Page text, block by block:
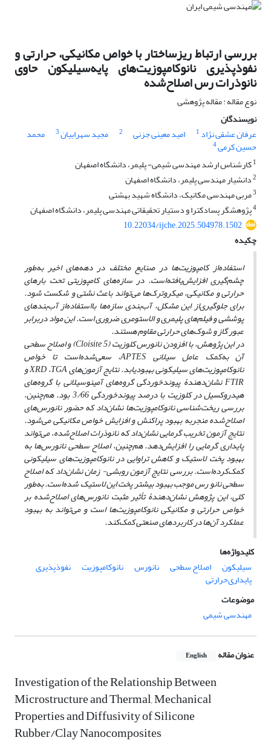
بررسی ارتباط ریزساختار با خواص مکانیکی، حرارتی و
نفوذپذیری نانوکامپوزیت‌های پایه‌سیلیکون حاوی
نانوذرات ‌رس اصلاح‌شده
نوع مقاله : مقاله پژوهشی
نویسندگان
عرفان عشقی نژاد 1 امید معینی جزنی 2 مجید سهرابیان3 محمد
حسین کرمی4
1کارشناس ارشد مهندسی شیمی- پلیمر، دانشگاه اصفهان
2دانشیار مهندسی پلیمر، دانشگاه اصفهان
3مربی مهندسی مکانیک، دانشگاه شهید بهشتی
4پژوهشگر پسادکترا و دستیار تحقیقاتی مهندسی پلیمر، دانشگاه اصفهان
10.22034/ijche.2025.504978.1502
چکیده
استفادهاز کامپوزیت‌ها در صنایع مختلف در دهه‌های اخیر به‌طور
چشم‌گیری افزایش‌یافته‌است. در سازه‌های کامپوزیتی تحت بارهای
حرارتی و مکانیکی، میکروترک‌ها می‌تواند باعث نشتی و شکست شود.
برای جلوگیریاز این مشکل، آب‌بندی سازه‌ها بااستفاده‌از آب‌بندهای
پوششی و فیلم‌های پلیمری و الاستومری ضروری است. این مواد دربرابر
عبور گاز و شوک‌های حرارتی مقاوم هستند.
در این پژوهش، با افزودن نانورس کلوزیت (Cloisite 5) و اصلاح سطحی
آن به‌کمک عامل سیلانی APTES، سعیشدهاست تا خواص
نانوکامپوزیت‌های سیلیکونی بهبودیابد. نتایج آزمون‌هایTGA،XRDو
FTIRنشان‌دهندۀ پیوندخوردگی گروه‌های آمینوسیلانی با گروه‌های
هیدروکسیل در کلوزیت با درصد پیوندخوردگی 3/66 بود. هم چنین،
بررسی ریخت‌شناسی نانوکامپوزیت‌ها نشان‌داد که حضور نانورس‌های
اصلاح‌شده منجربه بهبود پراکنش و افزایش خواص مکانیکی می‌شود.
نتایج آزمون تخریب گرمایی نشان‌داد که نانوذرات اصلاح‌شده، می‌تواند
پایداری گرمایی را افزایشدهد. همچنین، اصلاح سطحی نانورس‌ها به
بهبود پخت لاستیک و کاهش تراوایی در نانوکامپوزیت‌های سیلیکونی
کمککرده‌است. بررسی نتایج آزمون روبشی- زمان نشان‌داد که اصلاح
سطحی نانو رس موجب بهبود بیشتر پخت این لاستیک شده‌است.به‌طور
کلی، این پژوهش نشان‌دهندۀ تأثیر مثبت نانورس‌های اصلاح‌شده بر
خواص حرارتی و مکانیکی نانوکامپوزیت‌ها است و می‌تواند به بهبود
عملکرد آن‌ها در کاربردهای صنعتی کمککند.
کلیدواژه‌ها
سیلیکون
اصلاح‌ سطحی نانورس نانوکامپوزیت نفوذپذیری
پایداری‌حرارتی
موضوعات
مهندسی شیمی
عنوان مقاله English
Investigation of the Relationship Between
Microstructure and Thermal, Mechanical
Properties and Diffusivity of Silicone
Rubber/Clay Nanocomposites